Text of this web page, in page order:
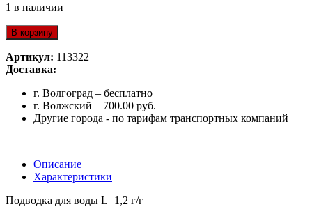
1 в наличии
В корзину
Артикул: 113322
Доставка:
г. Волгоград – бесплатно
г. Волжский – 700.00 руб.
Другие города - по тарифам транспортных компаний
Описание
Характеристики
Подводка для воды L=1,2 г/г